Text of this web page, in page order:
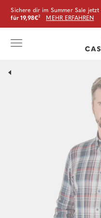
Sichere dir im Summer Sale jetzt
für 19,98€² MEHR ERFAHREN